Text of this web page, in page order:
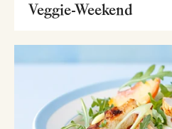
Veggie-Weekend